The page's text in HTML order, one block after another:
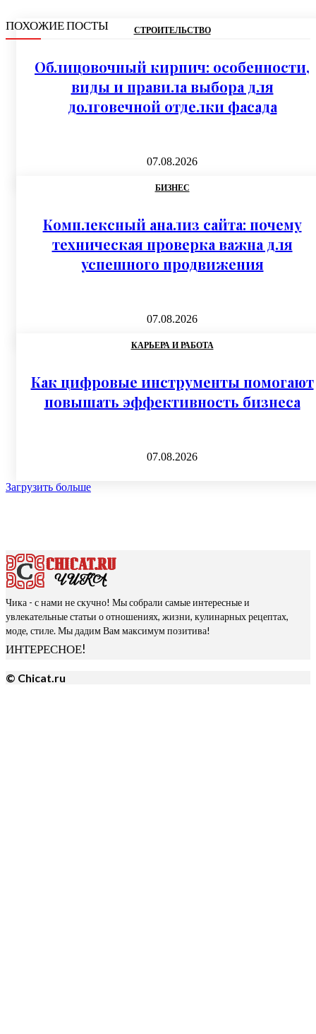
ПОХОЖИЕ ПОСТЫ СТРОИТЕЛЬСТВО
Облицовочный кирпич: особенности,
виды и правила выбора для
долговечной отделки фасада
07.08.2026
БИЗНЕС
Комплексный анализ сайта: почему
техническая проверка важна для
успешного продвижения
07.08.2026
КАРЬЕРА И РАБОТА
Как цифровые инструменты помогают
повышать эффективность бизнеса
07.08.2026
Загрузить больше
Чика - с нами не скучно! Мы собрали самые интересные и
увлекательные статьи о отношениях, жизни, кулинарных рецептах,
моде, стиле. Мы дадим Вам максимум позитива!
ИНТЕРЕСНОЕ!
© Chicat.ru